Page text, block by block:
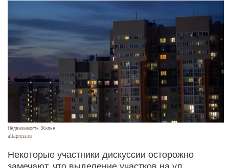
Недвижимость. Жилье.
altapress.ru
Некоторые участники дискуссии осторожно